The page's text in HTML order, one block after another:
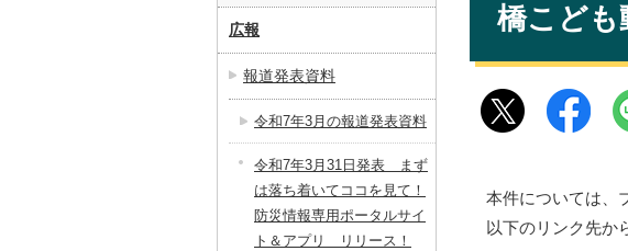
橋こども
本件については、
以下のリンク先か
広報
報道発表資料
令和7年3月の報道発表資料
令和7年3月31日発表 まず
は落ち着いてココを見て！
防災情報専用ポータルサイ
ト＆アプリ リリース！